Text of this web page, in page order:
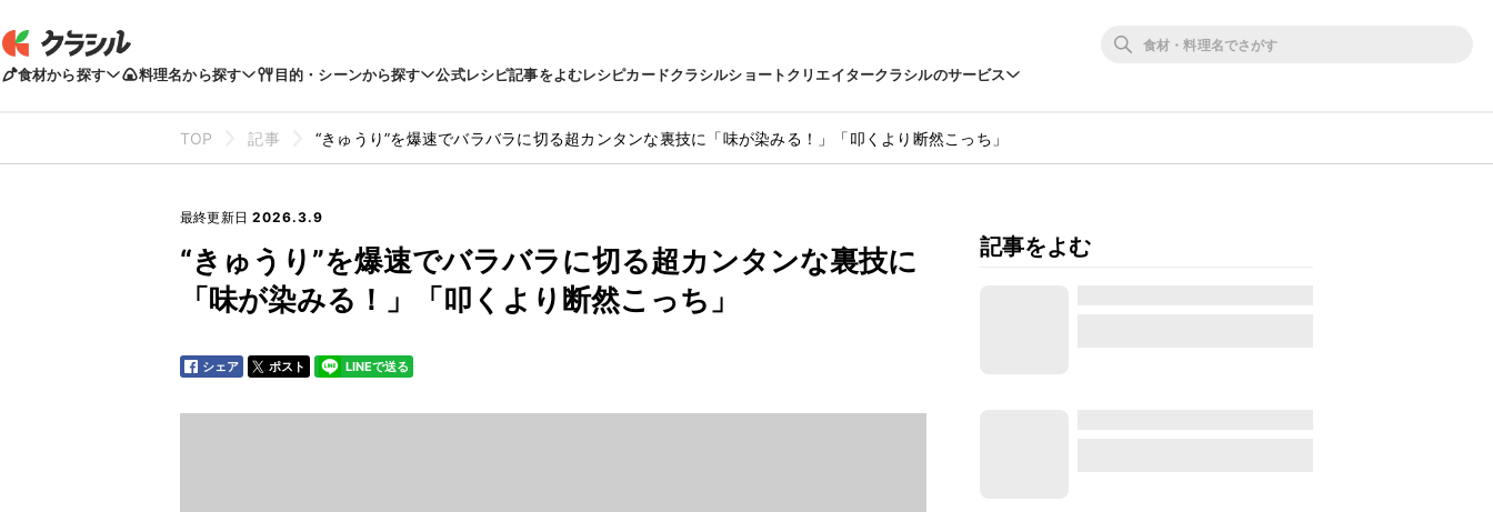
食材から探す 料理名から探す 目的・シーンから探す 公式レシピ記事をよむレシピカードクラシルショートクリエイタークラシルのサービス
TOP 記事 “きゅうり”を爆速でバラバラに切る超カンタンな裏技に「味が染みる！」「叩くより断然こっち」
最終更新日 2026.3.9
“きゅうり”を爆速でバラバラに切る超カンタンな裏技に
「味が染みる！」「叩くより断然こっち」
シェア ポスト LINEで送る
記事をよむ